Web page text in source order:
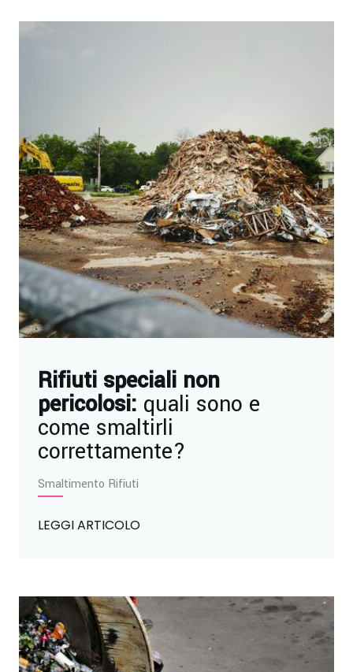
Rifiuti speciali non
pericolosi: quali sono e
come smaltirli
correttamente?
Smaltimento Rifiuti
LEGGI ARTICOLO